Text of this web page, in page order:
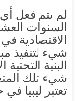
لم يتم فعل
السنوات
الاقتصادية
شيء لتنفيذ
البنية
شيء تلك
تعتبر ليبيا